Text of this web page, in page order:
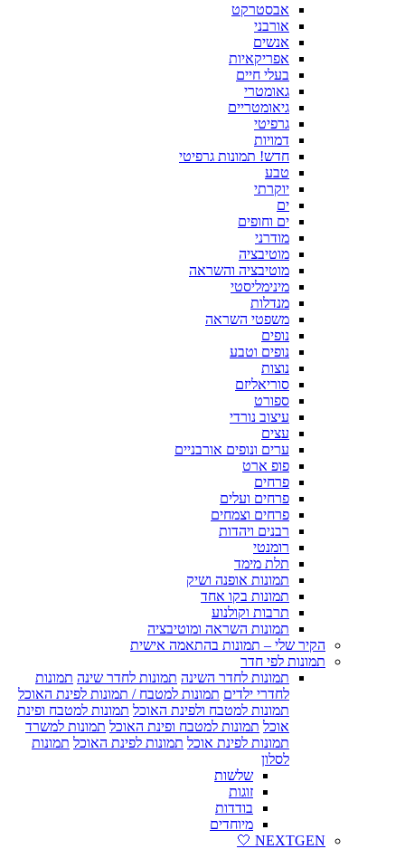
אבסטרקט
אורבני
אנשים
אפריקאיות
בעלי חיים
גאומטרי
גיאומטריים
גרפיטי
דמויות
חדש! תמונות גרפיטי
טבע
יוקרתי
ים
ים וחופים
מודרני
מוטיבציה
מוטיבציה והשראה
מינימליסטי
מנדלות
משפטי השראה
נופים
נופים וטבע
נוצות
סוריאליזם
ספורט
עיצוב נורדי
עצים
ערים ונופים אורבניים
פופ ארט
פרחים
פרחים ועלים
פרחים וצמחים
רבנים ויהדות
רומנטי
תלת מימד
תמונות אופנה ושיק
תמונות בקו אחד
תרבות וקולנוע
תמונות השראה ומוטיבציה
הקיר שלי – תמונות בהתאמה אישית
תמונות לפי חדר
תמונות לחדר השינה תמונות לחדר שינה תמונות
לחדרי ילדים תמונות למטבח / תמונות לפינת האוכל
תמונות למטבח ולפינת האוכל תמונות למטבח ופינת
אוכל תמונות למטבח ופינת האוכל תמונות למשרד
תמונות לפינת אוכל תמונות לפינת האוכל תמונות
לסלון
שלשות
זוגות
בודדות
מיוחדים
NEXTGEN 🤍